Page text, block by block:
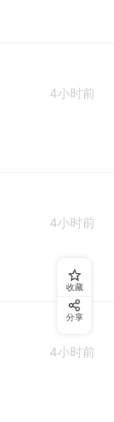
4小时前
4小时前
4小时前
收藏
分享